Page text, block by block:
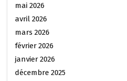
mai 2026
avril 2026
mars 2026
février 2026
janvier 2026
décembre 2025